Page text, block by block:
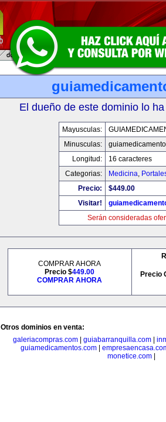
El dueño de este dominio lo
Mayusculas:
Minusculas:
Longitud:
16 caracteres
Categorias:
Medicina,
Precio:
$449.00
Visitar!
Serán consideradas
COMPRAR AHORA
Precio $449.00
COMPRAR AHORA
Precio
Otros dominios en venta:
galeriacompras.com
guiabarranquilla.com
guiamedicamentos.com|
monetice.com